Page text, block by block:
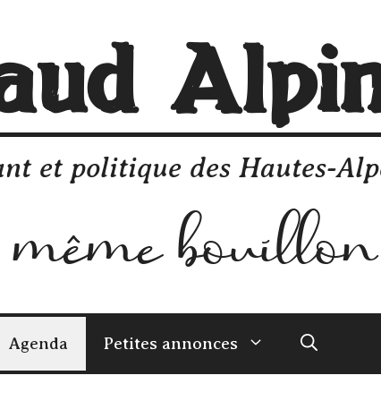
et politique des Hautes-
Agenda Petites annonces